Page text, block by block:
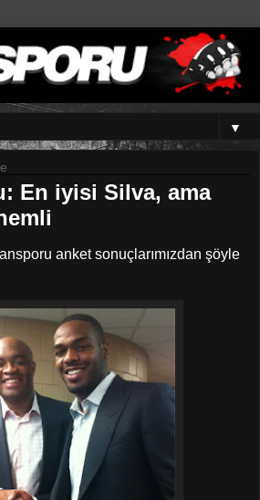
▼
En iyisi Silva, ama
anket sonuçlarımızdan şöyle